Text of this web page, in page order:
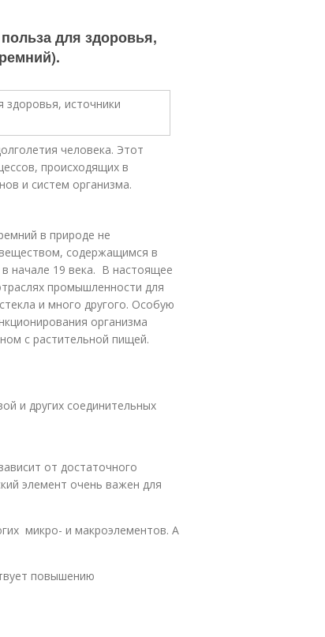
для здоровья,
человека. Этот
происходящих в
и систем организма.
в природе не
содержащимся в
начале 19 века. В настоящее
промышленности для
и много другого. Особую
организма
с растительной пищей.
и других соединительных
от достаточного
элемент очень важен для
микро- и макроэлементов. А
повышению